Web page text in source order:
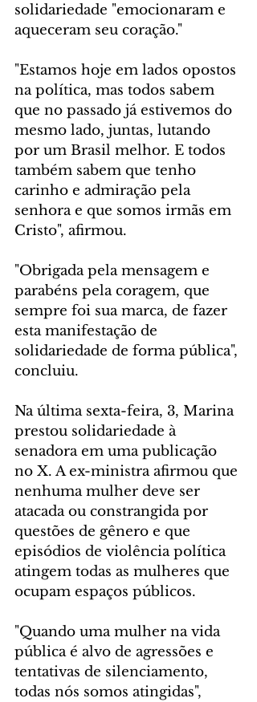
solidariedade "emocionaram e
aqueceram seu coração."
"Estamos hoje em lados opostos
na política, mas todos sabem
que no passado já estivemos do
mesmo lado, juntas, lutando
por um Brasil melhor. E todos
também sabem que tenho
carinho e admiração pela
senhora e que somos irmãs em
Cristo", afirmou.
"Obrigada pela mensagem e
parabéns pela coragem, que
sempre foi sua marca, de fazer
esta manifestação de
solidariedade de forma pública",
concluiu.
Na última sexta-feira, 3, Marina
prestou solidariedade à
senadora em uma publicação
no X. A ex-ministra afirmou que
nenhuma mulher deve ser
atacada ou constrangida por
questões de gênero e que
episódios de violência política
atingem todas as mulheres que
ocupam espaços públicos.
"Quando uma mulher na vida
pública é alvo de agressões e
tentativas de silenciamento,
todas nós somos atingidas",